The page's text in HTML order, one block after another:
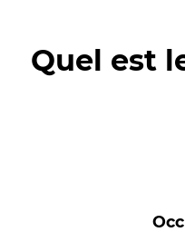
Quel est